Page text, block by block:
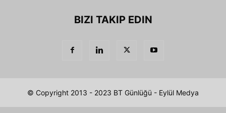
BIZI TAKIP EDIN
© Copyright 2013 - 2023 BT Günlüğü - Eylül Medya